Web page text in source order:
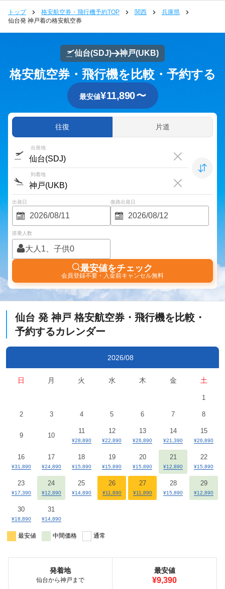
トップ 格安航空券・飛行機予約TOP 関西
兵庫県
仙台発 神戸着の格安航空券
仙台(SDJ) 神戸(UKB)
格安航空券・飛行機を比較・予約する
最安値¥11,890〜
往復 片道
出発地
到着地
出発日 復路出発日
搭乗人数
大人1、子供0
最安値をチェック
会員登録不要・入金前キャンセル無料
仙台 発神戸格安航空券・飛行機を比較・
予約するカレンダー
2026/08
日 月 火 水 木 金 土
1
2 3 4 5 6 7 8
9 10
11
¥28,890
12
¥22,890
13
¥26,890
14
¥21,390
15
¥26,890
16
¥31,890
17
¥24,890
18
¥15,890
19
¥15,890
20
¥15,890
21
¥12,890
22
¥15,890
23
¥17,390
24
¥12,890
25
¥14,890
26
¥11,890
27
¥11,890
28
¥15,890
29
¥12,890
30
¥18,890
31
¥14,890
最安値 中間価格 通常
発着地
仙台から神戸まで
最安値
¥9,390